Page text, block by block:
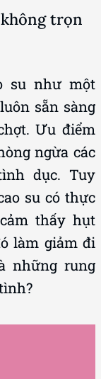
trọn
su như một
sẵn sàng
Ưu điểm
ngừa các
dục. Tuy
su có thực
thấy hụt
làm giảm đi
những rung